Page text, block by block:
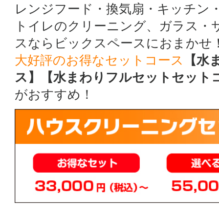
レンジフード・換気扇・キッチン
トイレのクリーニング、ガラス
スならビックスペースにおまかせ
大好評のお得なセットコース
【
ス】【水まわりフルセットセット
がおすすめ！